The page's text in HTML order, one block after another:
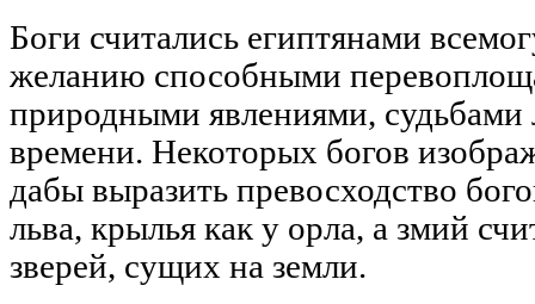
Боги считались египтянами
желанию способными
природными явлениями,
времени. Некоторых богов
дабы выразить превосходство
льва, крылья как у орла, а змий
зверей, сущих на земли.